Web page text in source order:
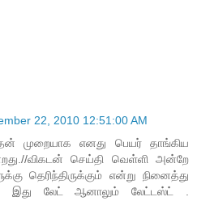
22, 2010 12:51:00 AM
முறையாக எனது பெயர் தாங்கிய
விகடன் செய்தி வெள்ளி அன்றே
தெரிந்திருக்கும் என்று நினைத்து
இது லேட் ஆனாலும் லேட்டஸ்ட் .